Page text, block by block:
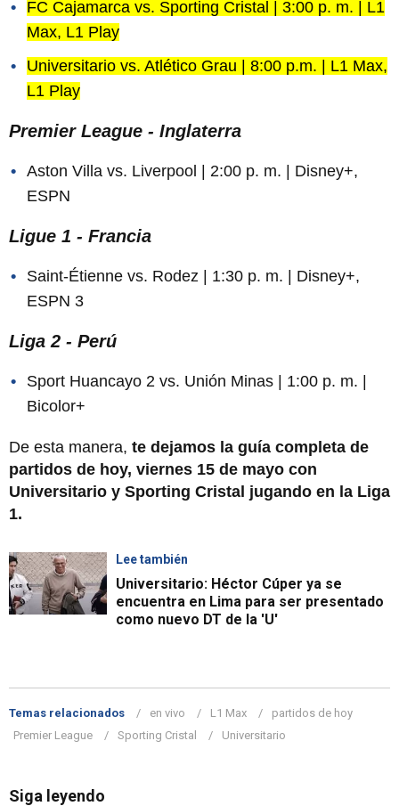
FC Cajamarca vs. Sporting Cristal | 3:00 p. m. | L1
Max, L1 Play
Universitario vs. Atlético Grau | 8:00 p.m. | L1 Max,
L1 Play
Premier League - Inglaterra
Aston Villa vs. Liverpool | 2:00 p. m. | Disney+,
ESPN
Ligue 1 - Francia
Saint-Étienne vs. Rodez | 1:30 p. m. | Disney+,
ESPN 3
Liga 2 - Perú
Sport Huancayo 2 vs. Unión Minas | 1:00 p. m. |
Bicolor+
De esta manera, te dejamos la guía completa de
partidos de hoy, viernes 15 de mayo con
Universitario y Sporting Cristal jugando en la Liga
1.
Lee también
Universitario: Héctor Cúper ya se
encuentra en Lima para ser presentado
como nuevo DT de la 'U'
Temas relacionados en vivo L1 Max
partidos de hoy
Premier League
Sporting Cristal Universitario
Siga leyendo